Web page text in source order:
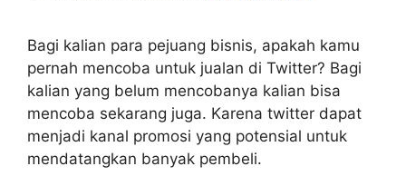
Bagi kalian para pejuang bisnis, apakah kamu
pernah mencoba untuk jualan di Twitter? Bagi
kalian yang belum mencobanya kalian bisa
mencoba sekarang juga. Karena twitter dapat
menjadi kanal promosi yang potensial untuk
mendatangkan banyak pembeli.